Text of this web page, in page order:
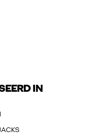
IN